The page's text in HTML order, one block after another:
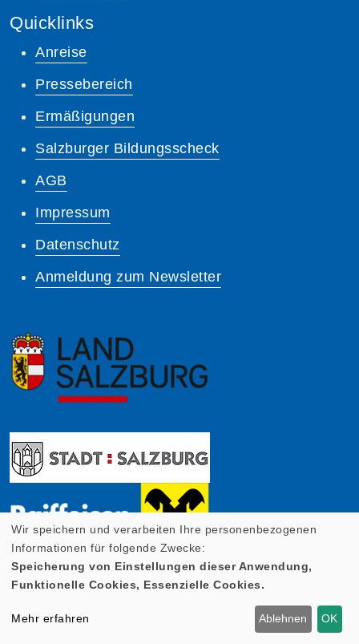
Quicklinks
Anreise
Pressebereich
Ermäßigungen
Salzburger Bildungsscheck
AGB
Impressum
Datenschutz
Anmeldung zum Newsletter
Wir speichern und verarbeiten Ihre personenbezogenen
Informationen für folgende Zwecke:
Speicherung von Einstellungen dieser Anwendung,
Funktionelle Cookies, Essenzielle Cookies.
Mehr erfahren Ablehnen OK